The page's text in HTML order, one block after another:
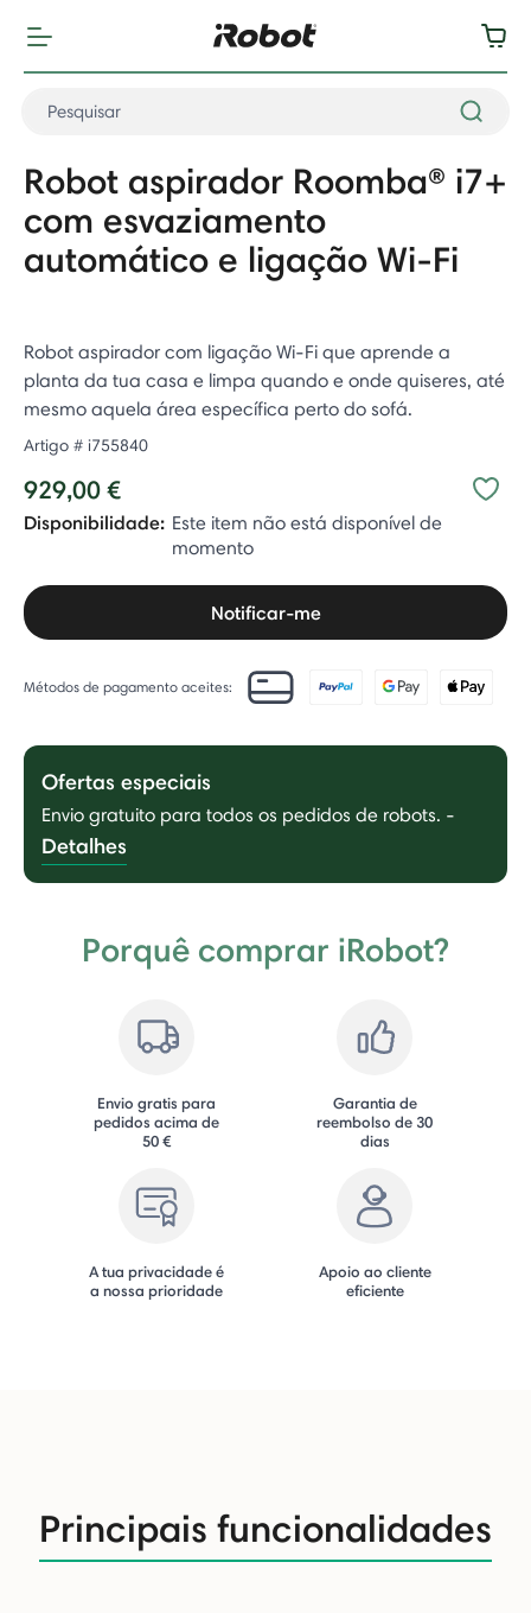
Robot aspirador Roomba® i7+
com esvaziamento
automático e ligação Wi-Fi
Robot aspirador com ligação Wi-Fi que aprende a
planta da tua casa e limpa quando e onde quiseres, até
mesmo aquela área específica perto do sofá.
Artigo # i755840
929,00 €
Disponibilidade: Este item não está disponível de
momento
Notificar-me
Métodos de pagamento aceites:
Ofertas especiais
Envio gratuito para todos os pedidos de robots. -
Detalhes
Porquê comprar iRobot?
Envio gratis para
pedidos acima de
50 €
Garantia de
reembolso de 30
dias
A tua privacidade é
a nossa prioridade
Apoio ao cliente
eficiente
Principais funcionalidades